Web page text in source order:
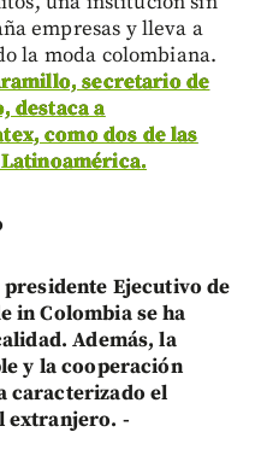
empresas y lleva a
la moda colombiana.
secretario de
destaca a
como dos de las
presidente Ejecutivo de
in Colombia se ha
Además, la
y la cooperación
caracterizado el
extranjero. -